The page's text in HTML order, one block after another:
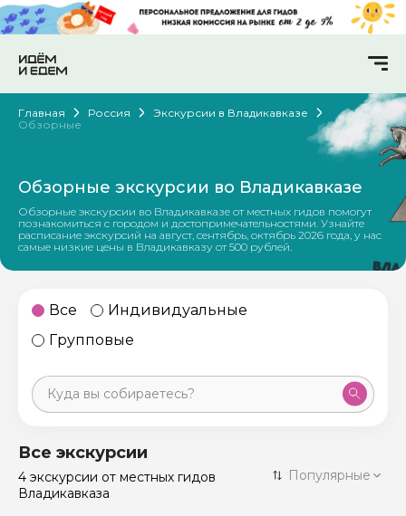
Главная Россия
Экскурсии в Владикавказе
Обзорные
Обзорные экскурсии во Владикавказе
Обзорные экскурсии во Владикавказе от местных гидов помогут
познакомиться с городом и достопримечательностями. Узнайте
расписание экскурсий на август, сентябрь, октябрь 2026 года, у нас
самые низкие цены в Владикавказу от 500 рублей.
Все
Индивидуальные
Групповые
Санкт-Петербург
Россия
50 экскурсий
Все экскурсии
4 экскурсии от местных гидов
Владикавказа
Популярные